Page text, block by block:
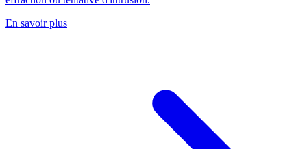
En savoir plus